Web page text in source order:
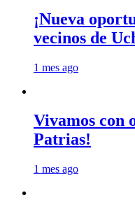
¡Nueva
vecinos de
1 mes ago
Vivamos con
Patrias!
1 mes ago